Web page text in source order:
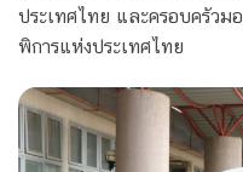
ประเทศไทย และครอบครัว
พิการแห่งประเทศไทย